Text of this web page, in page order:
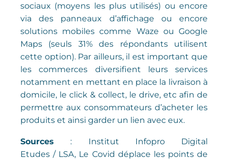
sociaux (moyens les plus utilisés) ou encore
via des panneaux d’affichage ou encore
solutions mobiles comme Waze ou Google
Maps (seuls 31% des répondants utilisent
cette option). Par ailleurs, il est important que
les commerces diversifient leurs services
notamment en mettant en place la livraison à
domicile, le click & collect, le drive, etc afin de
permettre aux consommateurs d’acheter les
produits et ainsi garder un lien avec eux.
Sources : Institut Infopro Digital
Etudes / LSA, Le Covid déplace les points de